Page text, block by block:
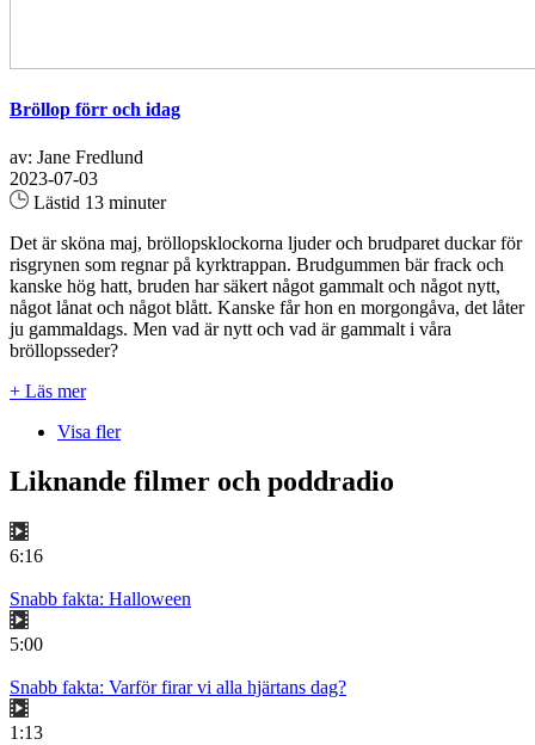
Bröllop förr och idag
av: Jane Fredlund
2023-07-03
Lästid 13 minuter
Det är sköna maj, bröllopsklockorna ljuder och brudparet duckar för
risgrynen som regnar på kyrktrappan. Brudgummen bär frack och
kanske hög hatt, bruden har säkert något gammalt och något nytt,
något lånat och något blått. Kanske får hon en morgongåva, det låter
ju gammaldags. Men vad är nytt och vad är gammalt i våra
bröllopsseder?
+ Läs mer
Visa fler
Liknande filmer och poddradio
6:16
Snabb fakta: Halloween
5:00
Snabb fakta: Varför firar vi alla hjärtans dag?
1:13